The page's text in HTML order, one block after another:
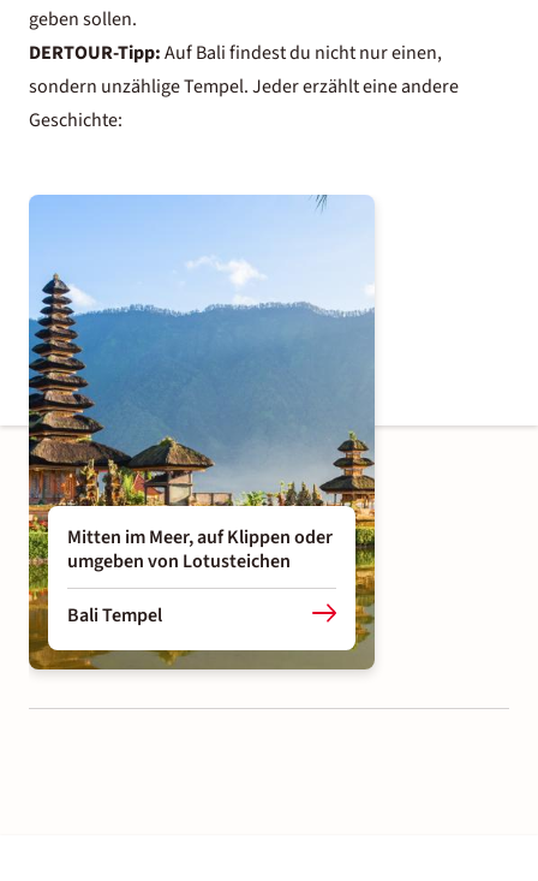
geben sollen.
DERTOUR-Tipp:Auf Bali findest du nicht nur einen,
sondern unzählige Tempel. Jeder erzählt eine andere
Geschichte:
Mitten im Meer, auf Klippen oder
umgeben von Lotusteichen
Bali Tempel